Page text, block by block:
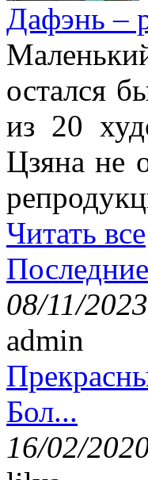
Дафэнь –
остался
из 20
Цзяна не
Читать все
08/11/2023
admin
Бол...
16/02/